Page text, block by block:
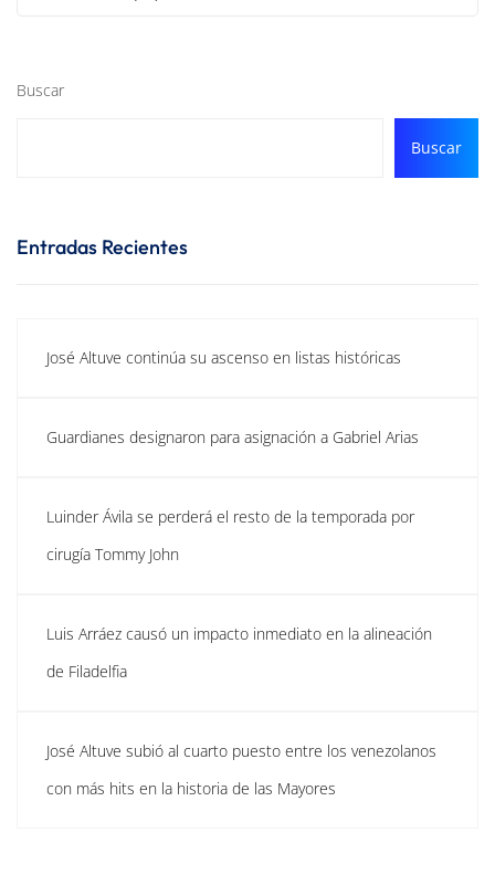
Buscar
Buscar
Entradas Recientes
José Altuve continúa su ascenso en listas históricas
Guardianes designaron para asignación a Gabriel Arias
Luinder Ávila se perderá el resto de la temporada por
cirugía Tommy John
Luis Arráez causó un impacto inmediato en la alineación
de Filadelfia
José Altuve subió al cuarto puesto entre los venezolanos
con más hits en la historia de las Mayores